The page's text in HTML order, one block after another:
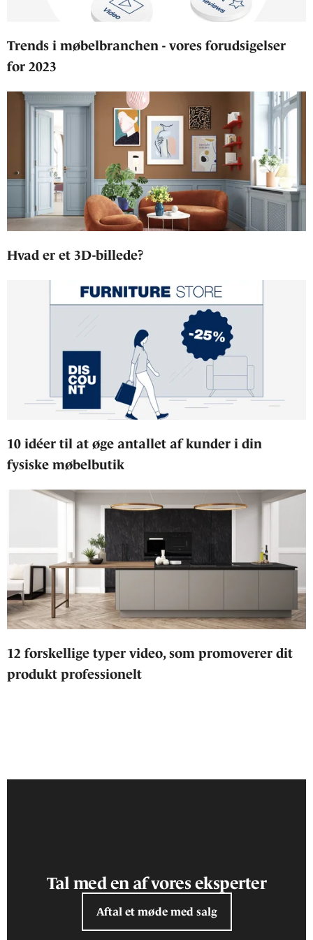
Trends i møbelbranchen - vores forudsigelser
for 2023
Hvad er et 3D-billede?
10 idéer til at øge antallet af kunder i din
fysiske møbelbutik
12 forskellige typer video, som promoverer dit
produkt professionelt
Tal med en af vores eksperter
Aftal et møde med salg